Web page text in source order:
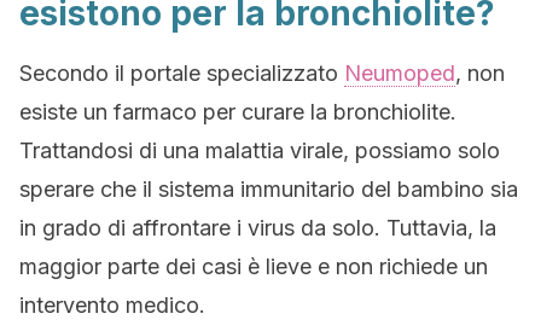
esistono per la bronchiolite?
Secondo il portale specializzato Neumoped, non
esiste un farmaco per curare la bronchiolite.
Trattandosi di una malattia virale, possiamo solo
sperare che il sistema immunitario del bambino sia
in grado di affrontare i virus da solo. Tuttavia, la
maggior parte dei casi è lieve e non richiede un
intervento medico.